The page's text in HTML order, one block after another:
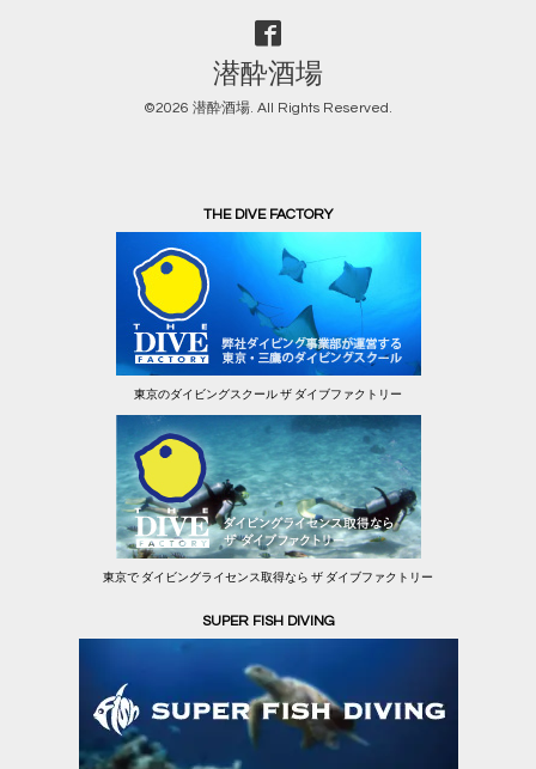
潜酔酒場
©2026 潜酔酒場. All Rights Reserved.
THE DIVE FACTORY
東京のダイビングスクール ザ ダイブファクトリー
東京で ダイビングライセンス取得なら ザ ダイブファクトリー
SUPER FISH DIVING